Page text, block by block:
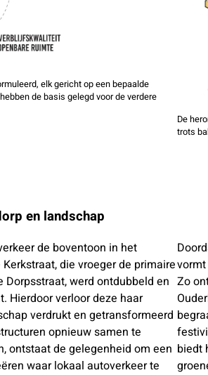
elk gericht op een bepaalde
de basis gelegd voor de verdere
De
trots
en landschap
de boventoon in het
die vroeger de primaire
werd ontdubbeld en
Hierdoor verloor deze haar
verdrukt en getransformeerd
opnieuw samen te
ontstaat de gelegenheid om een
waar lokaal autoverkeer te
Zo
biedt